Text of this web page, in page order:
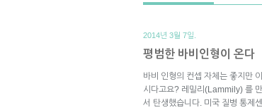
2014년 3월 7일.
평범한 바비인형이 온다
바비 인형의 컨셉 자체는 좋지만
시다고요? 레밀리(Lammily) 를
서 탄생했습니다. 미국 질병 통제